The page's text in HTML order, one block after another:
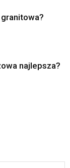
najlepsza?